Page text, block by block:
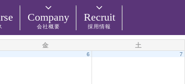
Company
会社概要
Recruit
採用情報
金 土
6 7